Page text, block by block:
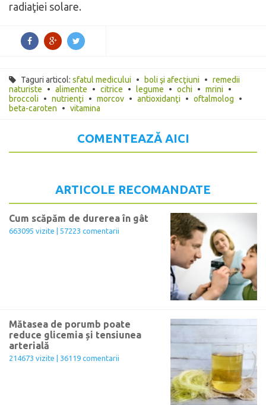
radiaţiei solare.
Taguri articol: sfatul medicului • boli şi afecţiuni • remedii
naturiste
• alimente • citrice • legume • ochi • mrini
•
broccoli
• nutrienţi • morcov • antioxidanţi • oftalmolog
•
beta-caroten
• vitamina
COMENTEAZĂ AICI
ARTICOLE RECOMANDATE
Cum scăpăm de durerea în gât
663095 vizite | 57223 comentarii
Mătasea de porumb poate
reduce glicemia și tensiunea
arterială
214673 vizite | 36119 comentarii